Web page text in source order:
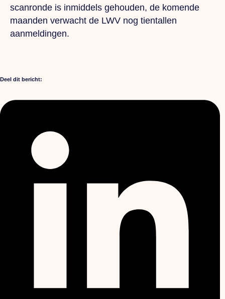
scanronde is inmiddels gehouden, de komende
maanden verwacht de LWV nog tientallen
aanmeldingen.
Deel dit bericht: